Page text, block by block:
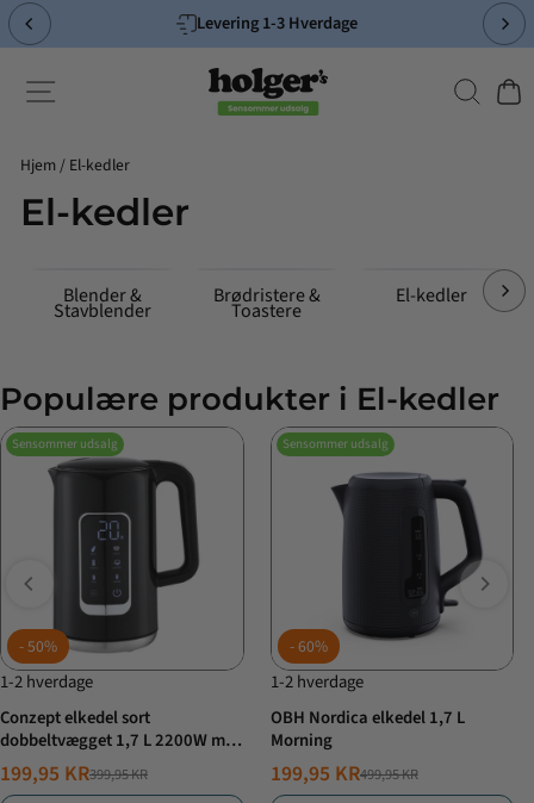
Spring
til
Pause
slideshow
Levering 1-3 Hverdage
Side-navigation
Søg
Hjem/ El-kedler
El-kedler
Blender &
Stavblender
Brødristere &
Toastere
El-kedler
Populære produkter i El-kedler
Sensommer udsalg
50%
1-2 hverdage
Conzept elkedel sort
dobbeltvægget 1,7 L 2200W med
digitalt display
NORMALPRIS399,95 KR
TILBUDSPRIS
199,95 KR
Sensommer udsalg
60%
1-2 hverdage
OBH Nordica elkedel 1,7 L
Morning
NORMALPRIS499,95 KR
TILBUDSPRIS
199,95 KR